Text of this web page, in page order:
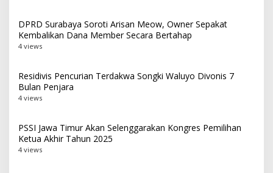
DPRD Surabaya Soroti Arisan Meow, Owner Sepakat
Kembalikan Dana Member Secara Bertahap
4 views
Residivis Pencurian Terdakwa Songki Waluyo Divonis 7
Bulan Penjara
4 views
PSSI Jawa Timur Akan Selenggarakan Kongres Pemilihan
Ketua Akhir Tahun 2025
4 views